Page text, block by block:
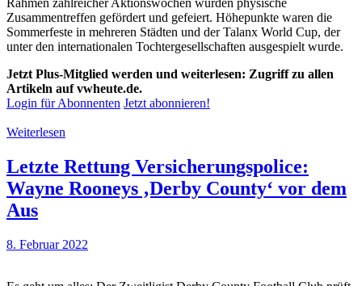
Rahmen zahlreicher Aktionswochen wurden physische
Zusammentreffen gefördert und gefeiert. Höhepunkte waren die
Sommerfeste in mehreren Städten und der Talanx World Cup, der
unter den internationalen Tochtergesellschaften ausgespielt wurde.
Jetzt Plus-Mitglied werden und weiterlesen: Zugriff zu allen
Artikeln auf vwheute.de.
Login für Abonnenten Jetzt abonnieren!
Weiterlesen
Letzte Rettung Versicherungspolice:
Wayne Rooneys ‚Derby County‘ vor dem
Aus
8. Februar 2022